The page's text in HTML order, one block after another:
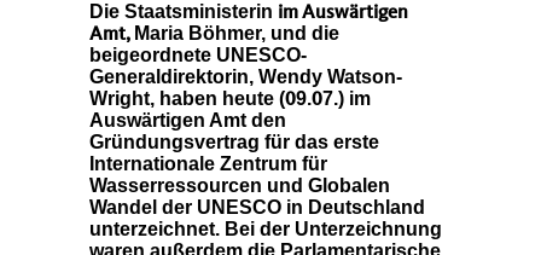
Die Staatsministerin im Auswärtigen
Amt, Maria Böhmer, und die
beigeordnete UNESCO-
Generaldirektorin, Wendy Watson-
Wright, haben heute (09.07.) im
Auswärtigen Amt den
Gründungsvertrag für das erste
Internationale Zentrum für
Wasserressourcen und Globalen
Wandel der UNESCO in Deutschland
unterzeichnet. Bei der Unterzeichnung
waren außerdem die Parlamentarische